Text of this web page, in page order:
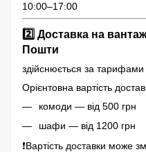
10:00–17:00
2️⃣ Доставка на
Пошти
здійснюється за тарифами
Орієнтовна вартість
комоди — від 500 грн
шафи — від 1200 грн
❗️Вартість доставки може